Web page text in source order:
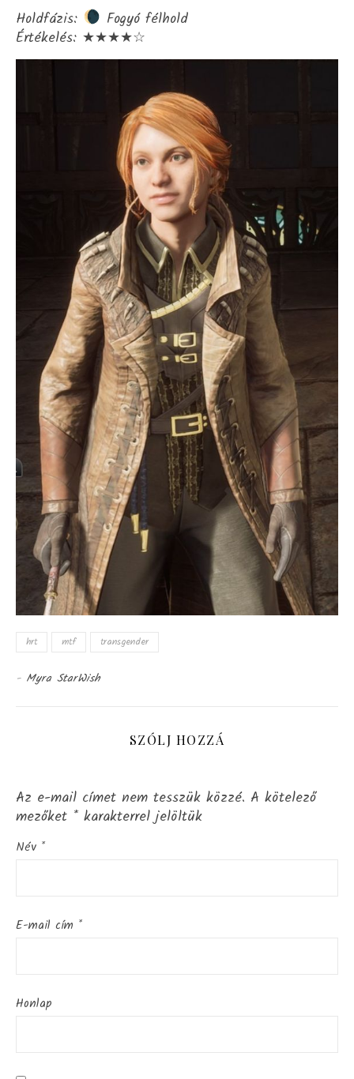
Holdfázis:
Fogyó félhold
Értékelés: ★★★★☆
hrt mtf transgender
- Myra StarWish
SZÓLJ HOZZÁ
Az e-mail címet nem tesszük közzé. A kötelező
mezőket * karakterrel jelöltük
Név *
E-mail cím *
Honlap